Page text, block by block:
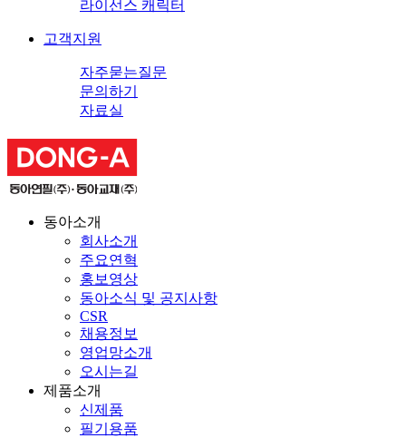
라이선스 캐릭터
고객지원
자주묻는질문
문의하기
자료실
동아소개
회사소개
주요연혁
홍보영상
동아소식 및 공지사항
CSR
채용정보
영업망소개
오시는길
제품소개
신제품
필기용품